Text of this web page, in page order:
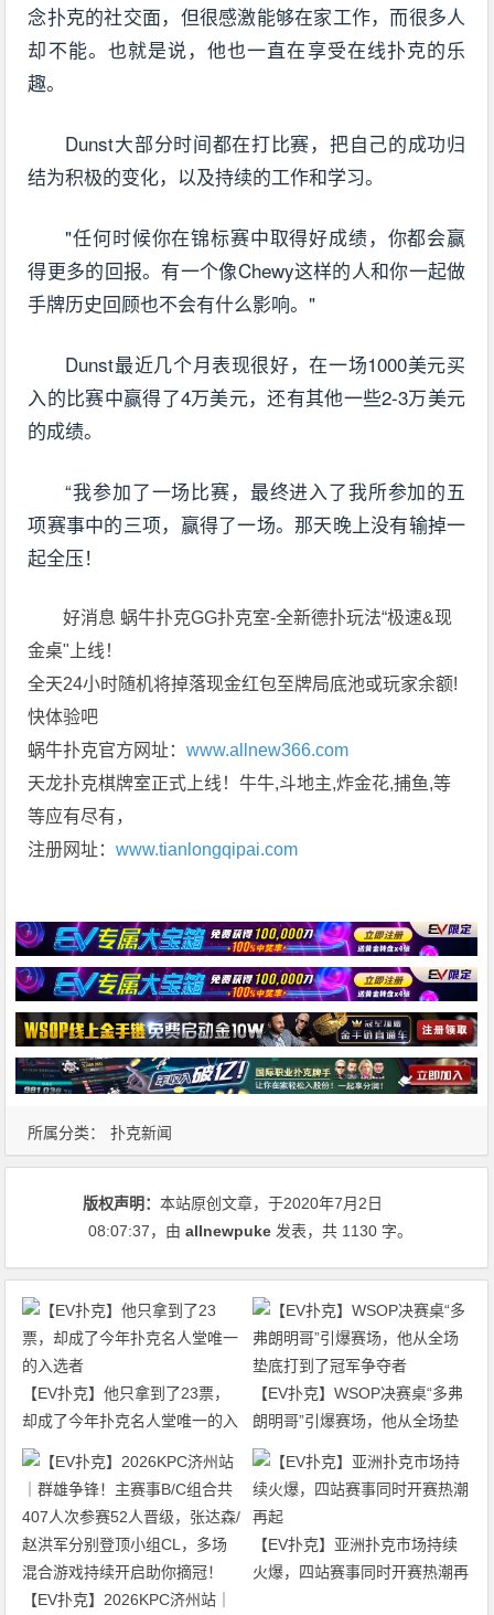
念扑克的社交面，但很感激能够在家工作，而很多人
却不能。也就是说，他也一直在享受在线扑克的乐
趣。
Dunst大部分时间都在打比赛，把自己的成功归
结为积极的变化，以及持续的工作和学习。
"任何时候你在锦标赛中取得好成绩，你都会赢
得更多的回报。有一个像Chewy这样的人和你一起做
手牌历史回顾也不会有什么影响。"
Dunst最近几个月表现很好，在一场1000美元买
入的比赛中赢得了4万美元，还有其他一些2-3万美元
的成绩。
“我参加了一场比赛，最终进入了我所参加的五
项赛事中的三项，赢得了一场。那天晚上没有输掉一
起全压！
好消息 蜗牛扑克GG扑克室-全新德扑玩法“极速&现
金桌"上线！
全天24小时随机将掉落现金红包至牌局底池或玩家余额!
快体验吧
蜗牛扑克官方网址：www.allnew366.com
天龙扑克棋牌室正式上线！牛牛,斗地主,炸金花,捕鱼,等
等应有尽有，
注册网址：www.tianlongqipai.com
所属分类： 扑克新闻
版权声明：本站原创文章，于2020年7月2日
08:07:37，由allnewpuke 发表，共 1130 字。
【EV扑克】他只拿到了23票，
却成了今年扑克名人堂唯一的入
选者
【EV扑克】WSOP决赛桌“多弗
朗明哥”引爆赛场，他从全场垫
底打到了冠军争夺者
【EV扑克】2026KPC济州站｜
【EV扑克】亚洲扑克市场持续
火爆，四站赛事同时开赛热潮再